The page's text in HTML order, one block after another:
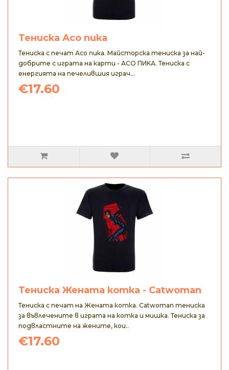
Тениска Асо пика
Тениска с печат Асо пика. Майсторска тениска за най-
добрите с играта на карти - АСО ПИКА. Тениска с
енергията на печелившия играч...
€17.60
Тениска Жената котка - Catwoman
Тениска с печат на Жената котка. Catwoman тениска
за въвлечените в играта на котка и мишка. Тениска за
подвластните на жените, кои..
€17.60